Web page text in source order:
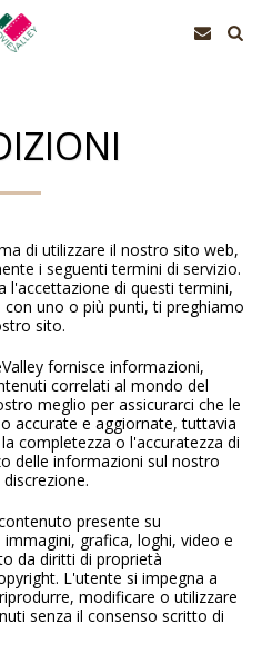
di utilizzare il nostro sito web,
i seguenti termini di servizio.
l'accettazione di questi termini,
uno o più punti, ti preghiamo
sito.
fornisce informazioni,
correlati al mondo del
meglio per assicurarci che le
accurate e aggiornate, tuttavia
completezza o l'accuratezza di
delle informazioni sul nostro
presente su
grafica, loghi, video e
da diritti di proprietà
L'utente si impegna a
modificare o utilizzare
senza il consenso scritto di